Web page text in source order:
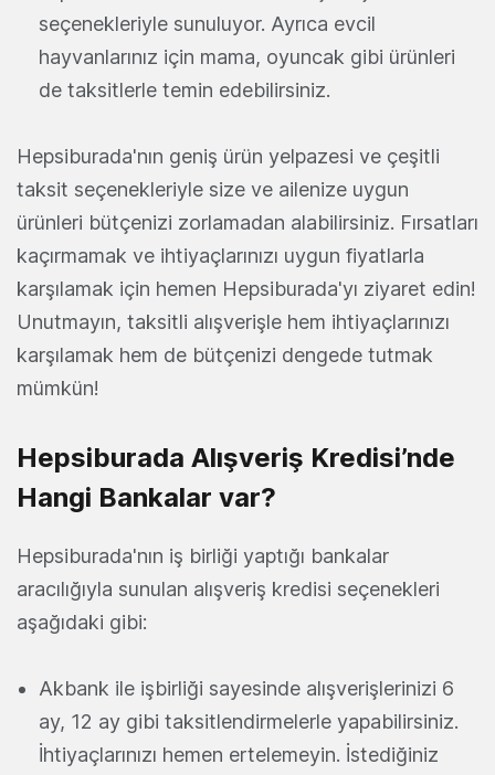
seçenekleriyle sunuluyor. Ayrıca evcil
hayvanlarınız için mama, oyuncak gibi ürünleri
de taksitlerle temin edebilirsiniz.
Hepsiburada'nın geniş ürün yelpazesi ve çeşitli
taksit seçenekleriyle size ve ailenize uygun
ürünleri bütçenizi zorlamadan alabilirsiniz. Fırsatları
kaçırmamak ve ihtiyaçlarınızı uygun fiyatlarla
karşılamak için hemen Hepsiburada'yı ziyaret edin!
Unutmayın, taksitli alışverişle hem ihtiyaçlarınızı
karşılamak hem de bütçenizi dengede tutmak
mümkün!
Hepsiburada Alışveriş Kredisi’nde
Hangi Bankalar var?
Hepsiburada'nın iş birliği yaptığı bankalar
aracılığıyla sunulan alışveriş kredisi seçenekleri
aşağıdaki gibi:
Akbank ile işbirliği sayesinde alışverişlerinizi 6
ay, 12 ay gibi taksitlendirmelerle yapabilirsiniz.
İhtiyaçlarınızı hemen ertelemeyin. İstediğiniz